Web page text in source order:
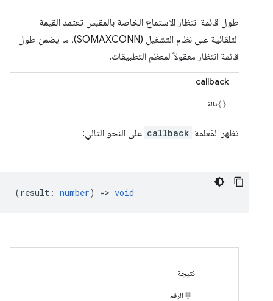
طول قائمة انتظار الاستماع الخاصة بالمقبس تعتمد القيمة
التلقائية على نظام التشغيل (SOMAXCONN)، ما يضمن طول
قائمة انتظار معقولاً لمعظم التطبيقات.
callback
دالة
تظهر المَعلمة callback على النحو التالي:
(result : number) => void
نتيجة
الرقم